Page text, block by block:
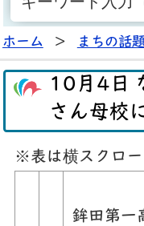
ホーム > まちの話
10月4日
さん母校
※表は横スクロー
鉾田第一